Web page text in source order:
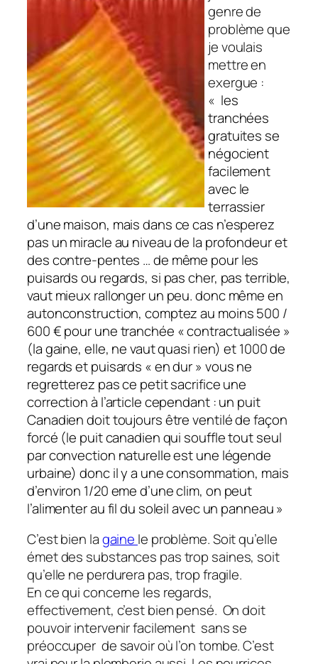
genre de
problème que
je voulais
mettre en
exergue :
« les
tranchées
gratuites se
négocient
facilement
avec le
terrassier
d’une maison, mais dans ce cas n’esperez
pas un miracle au niveau de la profondeur et
des contre-pentes … de même pour les
puisards ou regards, si pas cher, pas terrible,
vaut mieux rallonger un peu. donc même en
autonconstruction, comptez au moins 500 /
600 € pour une tranchée « contractualisée »
(la gaine, elle, ne vaut quasi rien) et 1000 de
regards et puisards « en dur » vous ne
regretterez pas ce petit sacrifice une
correction à l’article cependant : un puit
Canadien doit toujours être ventilé de façon
forcé (le puit canadien qui souffle tout seul
par convection naturelle est une légende
urbaine) donc il y a une consommation, mais
d’environ 1/20 eme d’une clim, on peut
l’alimenter au fil du soleil avec un panneau »
C’est bien lagaine le problème. Soit qu’elle
émet des substances pas trop saines, soit
qu’elle ne perdurera pas, trop fragile.
En ce qui concerne les regards,
effectivement, c’est bien pensé. On doit
pouvoir intervenir facilement sans se
préoccuper de savoir où l’on tombe. C’est